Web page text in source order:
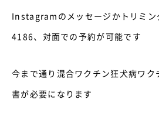
Instagramのメッセージかトリミ
4186、対面での予約が可能です
今まで通り混合ワクチン狂犬病ワク
書が必要になります